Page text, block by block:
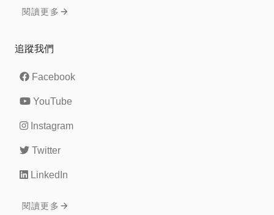
閱讀更多
追蹤我們
Facebook
YouTube
Instagram
Twitter
LinkedIn
閱讀更多